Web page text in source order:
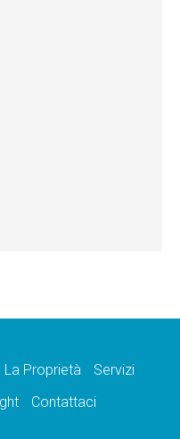
La Proprietà
Servizi
Contattaci